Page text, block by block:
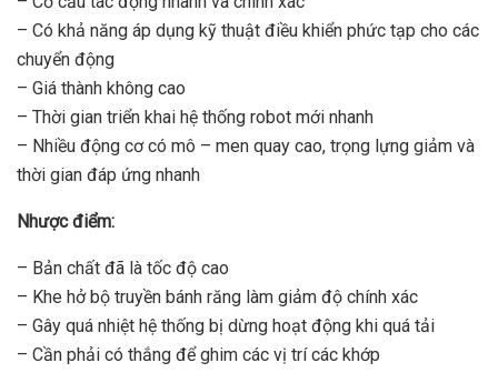
– Có khả năng áp dụng kỹ thuật điều khiển phức tạp cho các
chuyển động
– Giá thành không cao
– Thời gian triển khai hệ thống robot mới nhanh
– Nhiều động cơ có mô – men quay cao, trọng lựng giảm và
thời gian đáp ứng nhanh
Nhược điểm:
– Bản chất đã là tốc độ cao
– Khe hở bộ truyền bánh răng làm giảm độ chính xác
– Gây quá nhiệt hệ thống bị dừng hoạt động khi quá tải
– Cần phải có thắng để ghim các vị trí các khớp